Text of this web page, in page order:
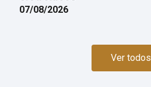
07/08/2026
Ver todos